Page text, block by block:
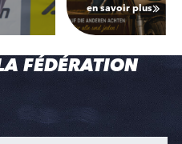
en savoir plus
FÉDÉRATION